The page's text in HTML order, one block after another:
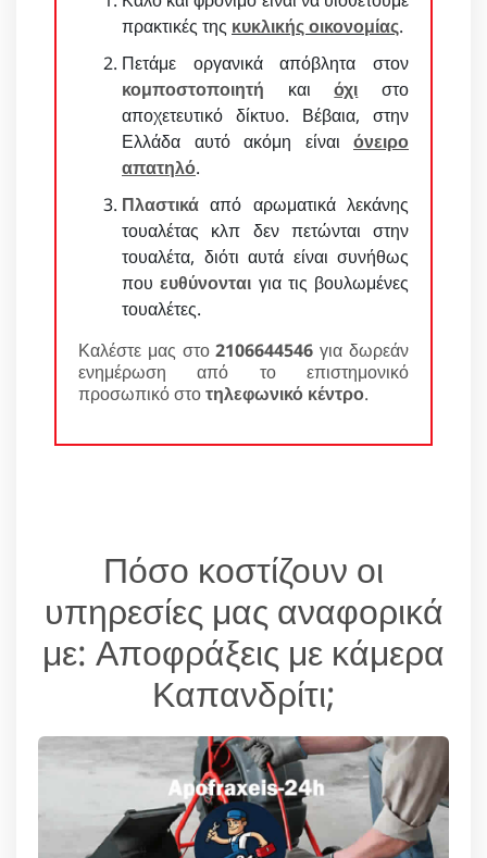
πρακτικές της κυκλικής οικονομίας.
Πετάμε οργανικά απόβλητα στον
κομποστοποιητή καιόχι στο
αποχετευτικό δίκτυο. Βέβαια, στην
Ελλάδα αυτό ακόμη είναι όνειρο
απατηλό.
Πλαστικά από αρωματικά λεκάνης
τουαλέτας κλπ δεν πετώνται στην
τουαλέτα, διότι αυτά είναι συνήθως
πουευθύνονται για τις βουλωμένες
τουαλέτες.
Καλέστε μας στο2106644546 για δωρεάν
ενημέρωση από το επιστημονικό
προσωπικό στοτηλεφωνικό κέντρο.
Πόσο κοστίζουν οι
υπηρεσίες μας αναφορικά
με: Αποφράξεις με κάμερα
Καπανδρίτι;